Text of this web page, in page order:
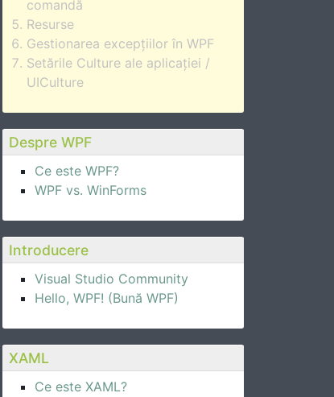
comandă
Resurse
Gestionarea excepțiilor în WPF
Setările Culture ale aplicației /
UICulture
Despre WPF
Ce este WPF?
WPF vs. WinForms
Introducere
Visual Studio Community
Hello, WPF! (Bună WPF)
XAML
Ce este XAML?